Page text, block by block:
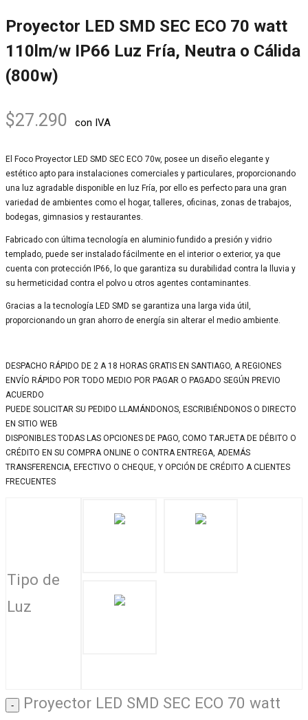
Proyector LED SMD SEC ECO 70 watt
110lm/w IP66 Luz Fría, Neutra o Cálida
(800w)
$27.290 con IVA
El Foco Proyector LED SMD SEC ECO 70w, posee un diseño elegante y
estético apto para instalaciones comerciales y particulares, proporcionando
una luz agradable disponible en luz Fría, por ello es perfecto para una gran
variedad de ambientes como el hogar, talleres, oficinas, zonas de trabajos,
bodegas, gimnasios y restaurantes.
Fabricado con última tecnología en aluminio fundido a presión y vidrio
templado, puede ser instalado fácilmente en el interior o exterior, ya que
cuenta con protección IP66, lo que garantiza su durabilidad contra la lluvia y
su hermeticidad contra el polvo u otros agentes contaminantes.
Gracias a la tecnología LED SMD se garantiza una larga vida útil,
proporcionando un gran ahorro de energía sin alterar el medio ambiente.
DESPACHO RÁPIDO DE 2 A 18 HORAS GRATIS EN SANTIAGO, A REGIONES
ENVÍO RÁPIDO POR TODO MEDIO POR PAGAR O PAGADO SEGÚN PREVIO
ACUERDO
PUEDE SOLICITAR SU PEDIDO LLAMÁNDONOS, ESCRIBIÉNDONOS O DIRECTO
EN SITIO WEB
DISPONIBLES TODAS LAS OPCIONES DE PAGO, COMO TARJETA DE DÉBITO O
CRÉDITO EN SU COMPRA ONLINE O CONTRA ENTREGA, ADEMÁS
TRANSFERENCIA, EFECTIVO O CHEQUE, Y OPCIÓN DE CRÉDITO A CLIENTES
FRECUENTES
Tipo de
Luz
Proyector LED SMD SEC ECO 70 watt